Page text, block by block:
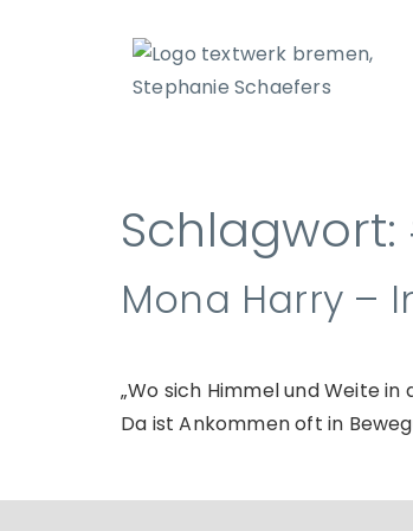
Schlagwort:
Mona Harry –
„Wo sich Himmel und Weite
Da ist Ankommen oft in